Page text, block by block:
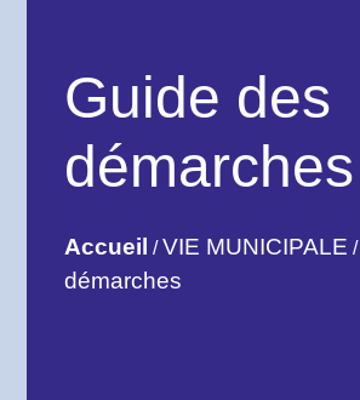
Guide des
démarches
Accueil /VIE MUNICIPALE /
démarches